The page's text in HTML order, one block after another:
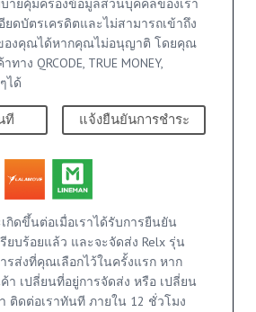
ายคุ้มครองข้อมูลส่วนบุคคลของเรา
ยดบัตรเครดิตและไม่สามารถเข้าถึง
องคุณได้หากคุณไม่อนุญาติ โดยคุณ
ง QRCODE, TRUE MONEY,
ได้
ที แจ้งยืนยันการชำระ
เกิดขึ้นต่อเมื่อเราได้รับการยืนยัน
ยบร้อยแล้ว และจะจัดส่ง Relx รุ่น
รส่งที่คุณเลือกไว้ในครั้งแรก หาก
า เปลี่ยนที่อยู่การจัดส่ง หรือ เปลี่ยน
ติดต่อเราทันที ภายใน 12 ชั่วโมง